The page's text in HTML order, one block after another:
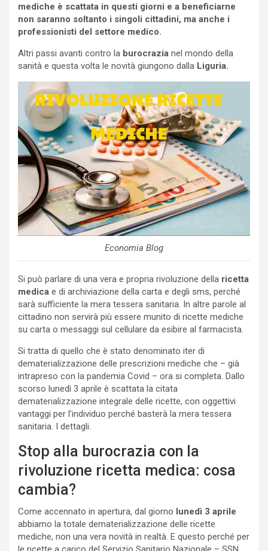
mediche è scattata in questi giorni e a beneficiarne
non saranno soltanto i singoli cittadini, ma anche i
professionisti del settore medico.
Altri passi avanti contro la burocrazia nel mondo della
sanità e questa volta le novità giungono dalla Liguria.
Economia Blog
Si può parlare di una vera e propria rivoluzione della ricetta
medica e di archiviazione della carta e degli sms, perché
sarà sufficiente la mera tessera sanitaria. In altre parole al
cittadino non servirà più essere munito di ricette mediche
su carta o messaggi sul cellulare da esibire al farmacista.
Si tratta di quello che è stato denominato iter di
dematerializzazione delle prescrizioni mediche che – già
intrapreso con la pandemia Covid – ora si completa. Dallo
scorso lunedì 3 aprile è scattata la citata
dematerializzazione integrale delle ricette, con oggettivi
vantaggi per l’individuo perché basterà la mera tessera
sanitaria. I dettagli.
Stop alla burocrazia con la
rivoluzione ricetta medica: cosa
cambia?
Come accennato in apertura, dal giorno lunedì 3 aprile
abbiamo la totale dematerializzazione delle ricette
mediche, non una vera novità in realtà. E questo perché per